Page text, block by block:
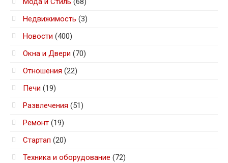
Недвижимость (3)
Новости (400)
Окна и Двери (70)
Отношения (22)
Печи (19)
Развлечения (51)
Ремонт (19)
Стартап (20)
Техника и оборудование (72)